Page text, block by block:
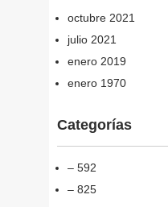
octubre 2021
julio 2021
enero 2019
enero 1970
Categorías
– 592
– 825